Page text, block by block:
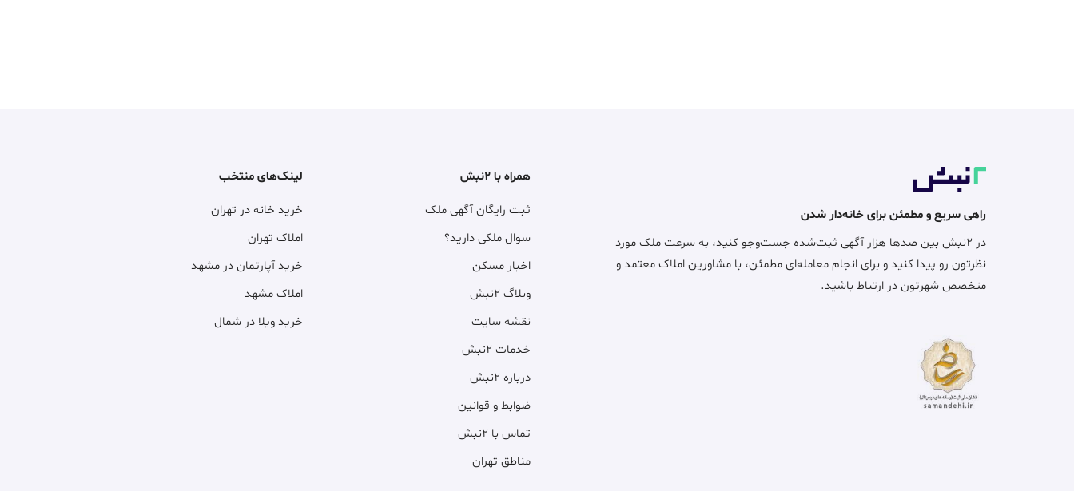
راهی سریع و مطمئن برای خانه‌دار شدن
در ۲نبش بین صدها هزار آگهی ثبت‌شده جست‌وجو کنید، به سرعت ملک مورد
نظرتون رو پیدا کنید و برای انجام معامله‌ای مطمئن، با مشاورین املاک معتمد و
متخصص شهرتون در ارتباط باشید.
همراه با ۲نبش
ثبت رایگان آگهی ملک
سوال ملکی دارید؟
اخبار مسکن
وبلاگ ۲نبش
نقشه سایت
خدمات ۲نبش
درباره ۲نبش
ضوابط و قوانین
تماس با ۲نبش
مناطق تهران
لینک‌های منتخب
خرید خانه در تهران
املاک تهران
خرید آپارتمان در مشهد
املاک مشهد
خرید ویلا در شمال